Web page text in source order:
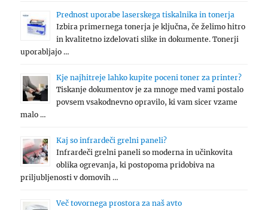
Prednost uporabe laserskega tiskalnika in tonerja
Izbira primernega tonerja je ključna, če želimo hitro
in kvalitetno izdelovati slike in dokumente. Tonerji
uporabljajo …
Kje najhitreje lahko kupite poceni toner za printer?
Tiskanje dokumentov je za mnoge med vami postalo
povsem vsakodnevno opravilo, ki vam sicer vzame
malo …
Kaj so infrardeči grelni paneli?
Infrardeči grelni paneli so moderna in učinkovita
oblika ogrevanja, ki postopoma pridobiva na
priljubljenosti v domovih …
Več tovornega prostora za naš avto